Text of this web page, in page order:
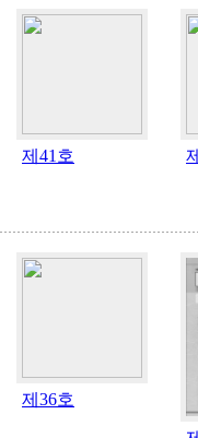
제41호
제36호